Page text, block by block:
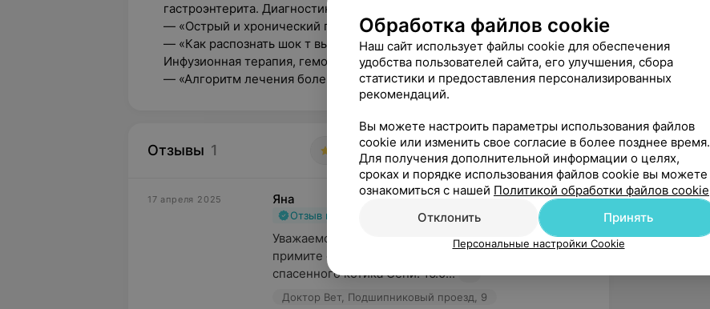
гастроэнтерита. Диагностика и лечение»,
— «Острый и хронический панкреатит»,
— «Как распознать шок т выявить его причину. Лечение шока.
Инфузионная терапия, гемотрансфузия»,
— «Алгоритм лечения болевого синдрома».
Отзывы 1 Доктор Вет, Подшипниковый проезд, 9
17 апреля 2025 Яна
Отзыв подтвержден
Уважаемое руководство клиники «Доктор Вет»,
примите самую искреннюю благодарность от меня и
спасенного котика Сени! 16.0...
Доктор Вет, Подшипниковый проезд, 9
Обработка файлов cookie
Наш сайт использует файлы cookie для обеспечения
удобства пользователей сайта, его улучшения, сбора
статистики и предоставления персонализированных
рекомендаций.
Вы можете настроить параметры использования файлов
cookie или изменить свое согласие в более позднее время.
Для получения дополнительной информации о целях,
сроках и порядке использования файлов cookie вы можете
ознакомиться с нашей Политикой обработки файлов cookie
Отклонить
Принять
Персональные настройки Cookie